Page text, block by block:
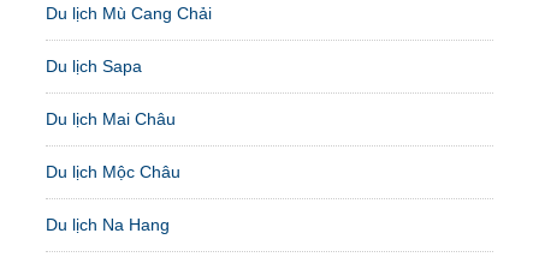
Du lịch Mù Cang Chải
Du lịch Sapa
Du lịch Mai Châu
Du lịch Mộc Châu
Du lịch Na Hang